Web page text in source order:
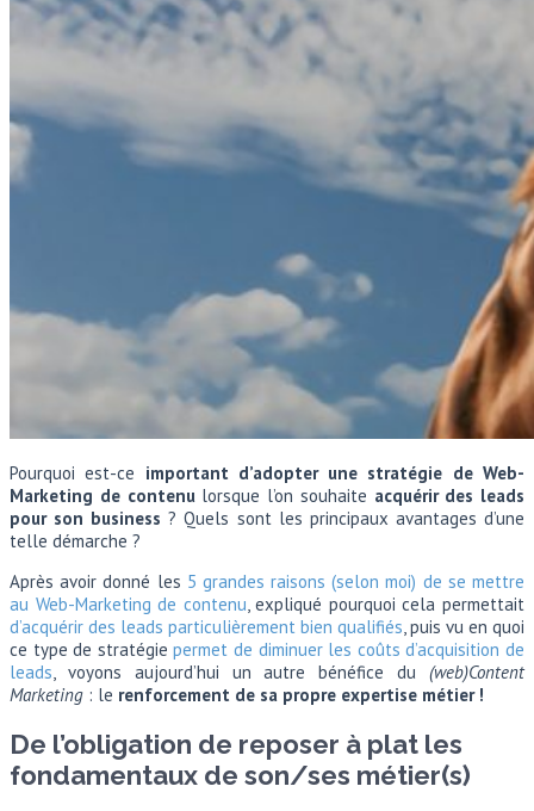
Pourquoi est-ce important d’adopter une stratégie de Web-
Marketing de contenulorsque l’on souhaite acquérir des leads
pour son business ? Quels sont les principaux avantages d’une
telle démarche ?
Après avoir donné les 5 grandes raisons (selon moi) de se mettre
au Web-Marketing de contenu, expliqué pourquoi cela permettait
d’acquérir des leads particulièrement bien qualifiés, puis vu en quoi
ce type de stratégiepermet de diminuer les coûts d’acquisition de
leads, voyons aujourd’hui un autre bénéfice du (web)Content
Marketing : le renforcement de sa propre expertise métier !
De l’obligation de reposer à plat les
fondamentaux de son/ses métier(s)